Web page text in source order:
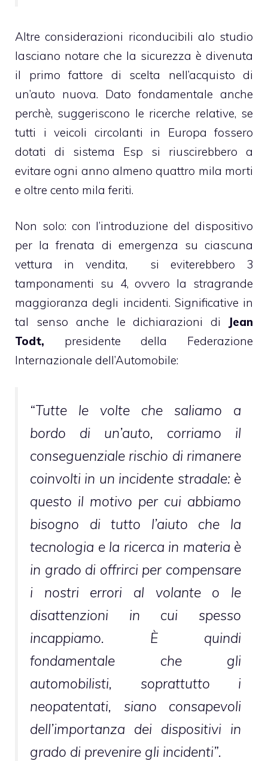
Altre considerazioni riconducibili alo studio
lasciano notare che la sicurezza è divenuta
il primo fattore di scelta nell’acquisto di
un’auto nuova. Dato fondamentale anche
perchè, suggeriscono le ricerche relative, se
tutti i veicoli circolanti in Europa fossero
dotati di sistema Esp si riuscirebbero a
evitare ogni anno almeno quattro mila morti
e oltre cento mila feriti.
Non solo: con l’introduzione del dispositivo
per la frenata di emergenza su ciascuna
vettura in vendita, si eviterebbero 3
tamponamenti su 4, ovvero la stragrande
maggioranza degli incidenti. Significative in
tal senso anche le dichiarazioni di
Jean
Todt, presidente della Federazione
Internazionale dell’Automobile:
“Tutte le volte che saliamo a
bordo di un’auto, corriamo il
conseguenziale rischio di rimanere
coinvolti in un incidente stradale: è
questo il motivo per cui abbiamo
bisogno di tutto l’aiuto che la
tecnologia e la ricerca in materia è
in grado di offrirci per compensare
i nostri errori al volante o le
disattenzioni in cui spesso
incappiamo. È quindi
fondamentale che gli
automobilisti, soprattutto i
neopatentati, siano consapevoli
dell’importanza dei dispositivi in
grado di prevenire gli incidenti”.